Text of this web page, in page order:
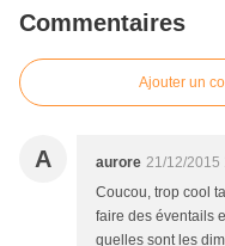
Commentaires
Ajouter un
A aurore 21/12/2015
Coucou, trop cool
faire des éventails
quelles sont les